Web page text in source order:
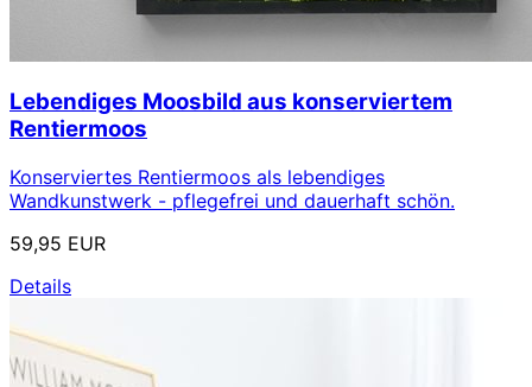
Lebendiges Moosbild aus konserviertem
Rentiermoos
Konserviertes Rentiermoos als lebendiges
Wandkunstwerk - pflegefrei und dauerhaft schön.
59,95 EUR
Details